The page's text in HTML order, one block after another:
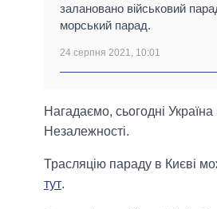
залановано військовий
морський парад.
24 серпня 2021, 10:01
Нагадаємо, сьогодні
Незалежності.
Трасляцію параду в Києві
тут.